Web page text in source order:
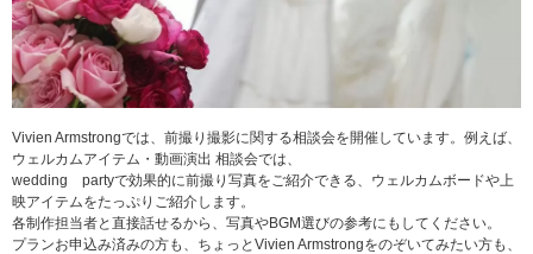
Vivien Armstrongでは、前撮り撮影に関する相談会を開催しています。例えば、
ウェルカムアイテム・動画演出 相談会では、
wedding partyで効果的に前撮り写真をご紹介できる、ウェルカムボードや上
映アイテムをたっぷりご紹介します。
各制作担当者と直接話せるから、写真やBGM選びの参考にもしてください。
プランお申込み済みの方も、ちょっとVivien Armstrongをのぞいてみたい方も、